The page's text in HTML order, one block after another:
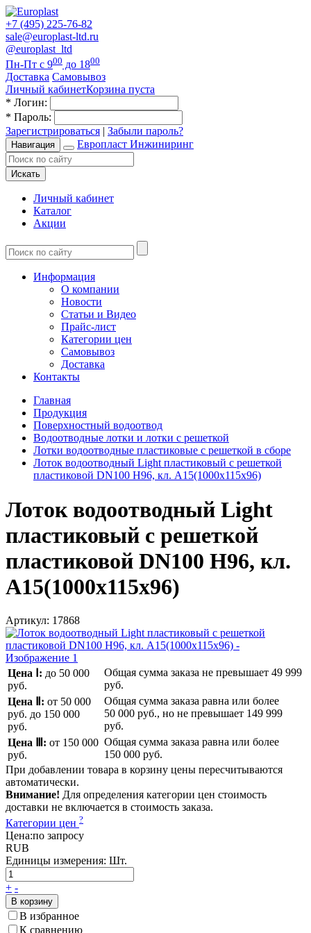
+7 (495) 225-76-82
sale@europlast-ltd.ru
@europlast_ltd
Пн-Пт с 900 до 1800
Доставка Самовывоз
Личный кабинетКорзина пуста
* Логин:
* Пароль:
Зарегистрироваться | Забыли пароль?
Навигация Европласт Инжиниринг
Искать
Личный кабинет
Каталог
Акции
Информация
О компании
Новости
Статьи и Видео
Прайс-лист
Категории цен
Самовывоз
Доставка
Контакты
Главная
Продукция
Поверхностный водоотвод
Водоотводные лотки и лотки с решеткой
Лотки водоотводные пластиковые с решеткой в сборе
Лоток водоотводный Light пластиковый с решеткой
пластиковой DN100 H96, кл. А15(1000х115х96)
Лоток водоотводный Light
пластиковый с решеткой
пластиковой DN100 H96, кл.
А15(1000х115х96)
Артикул: 17868
Цена Ⅰ: до 50 000
руб.
Общая сумма заказа не превышает 49 999
руб.
Цена Ⅱ: от 50 000
руб. до 150 000
руб.
Общая сумма заказа равна или более
50 000 руб., но не превышает 149 999
руб.
Цена Ⅲ: от 150 000
руб.
Общая сумма заказа равна или более
150 000 руб.
При добавлении товара в корзину цены пересчитываются
автоматически.
Внимание! Для определения категории цен стоимость
доставки не включается в стоимость заказа.
Категории цен ?
Цена:по запросу
RUB
Единицы измерения: Шт.
+ -
В корзину
В избранное
К сравнению